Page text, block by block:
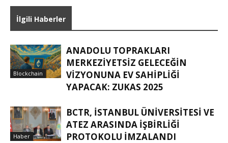
İlgili Haberler
Blockchain
ANADOLU TOPRAKLARI
MERKEZIYETSIZ GELECEĞIN
VIZYONUNA EV SAHIPLIĞI
YAPACAK: ZUKAS 2025
Haber
BCTR, İSTANBUL ÜNIVERSITESI VE
ATEZ ARASINDA IŞBIRLIĞI
PROTOKOLU IMZALANDI